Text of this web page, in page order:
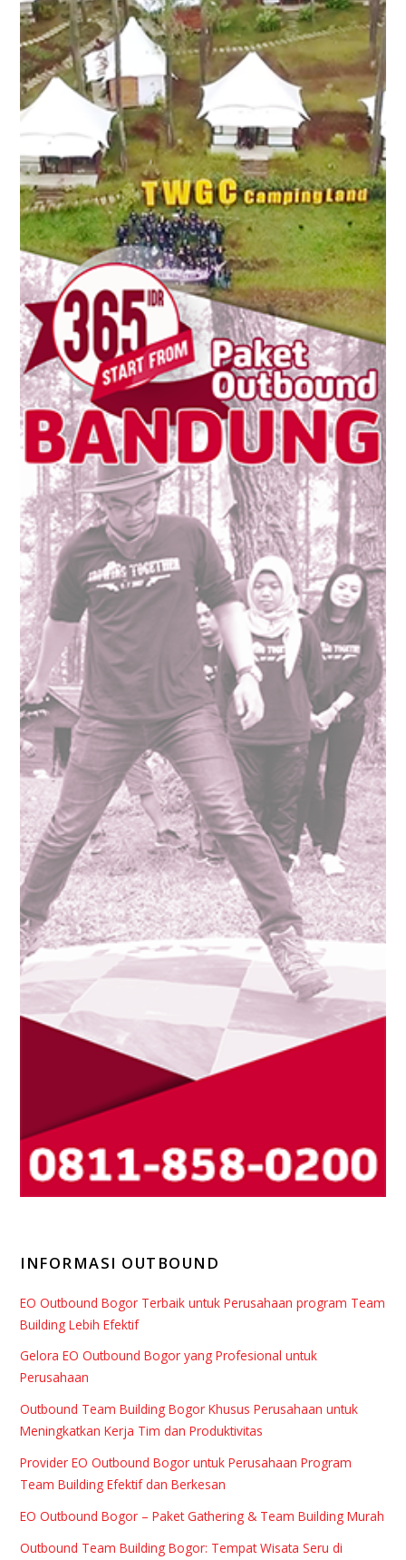
INFORMASI OUTBOUND
EO Outbound Bogor Terbaik untuk Perusahaan program Team
Building Lebih Efektif
Gelora EO Outbound Bogor yang Profesional untuk
Perusahaan
Outbound Team Building Bogor Khusus Perusahaan untuk
Meningkatkan Kerja Tim dan Produktivitas
Provider EO Outbound Bogor untuk Perusahaan Program
Team Building Efektif dan Berkesan
EO Outbound Bogor – Paket Gathering & Team Building Murah
Outbound Team Building Bogor: Tempat Wisata Seru di